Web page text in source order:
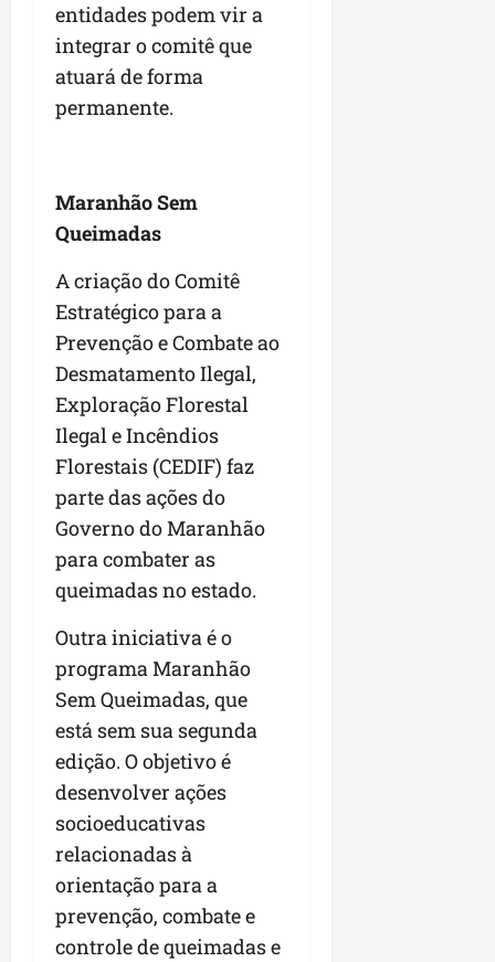
entidades podem vir a
integrar o comitê que
atuará de forma
permanente.
Maranhão Sem
Queimadas
A criação do Comitê
Estratégico para a
Prevenção e Combate ao
Desmatamento Ilegal,
Exploração Florestal
Ilegal e Incêndios
Florestais (CEDIF) faz
parte das ações do
Governo do Maranhão
para combater as
queimadas no estado.
Outra iniciativa é o
programa Maranhão
Sem Queimadas, que
está sem sua segunda
edição. O objetivo é
desenvolver ações
socioeducativas
relacionadas à
orientação para a
prevenção, combate e
controle de queimadas e